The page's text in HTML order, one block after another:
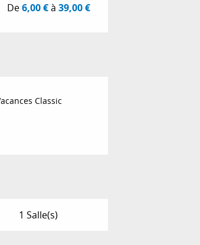
De6,00 €à39,00 €
Classic
1 Salle(s)